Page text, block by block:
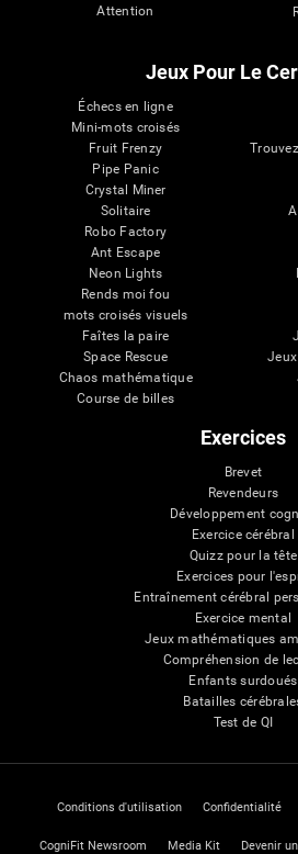
Attention
Jeux Pour Le
Échecs en ligne
Mini-mots croisés
Fruit Frenzy
Pipe Panic
Crystal Miner
Solitaire
Robo Factory
Ant Escape
Neon Lights
Rends moi fou
mots croisés visuels
Faîtes la paire
Space Rescue
Chaos mathématique
Course de billes
Exercices
Brevet
Revendeurs
Développement
Exercice cérébral
Quizz pour la tête
Exercices pour
Entraînement cérébral
Exercice mental
Jeux mathématiques
Compréhension de
Enfants surdoués
Batailles
Test de QI
Conditions d'utilisation Confidentialité
CogniFit Newsroom Media Kit Devenir